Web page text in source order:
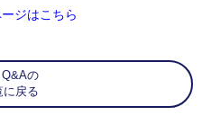
ジはこちら
Q&Aの
に戻る